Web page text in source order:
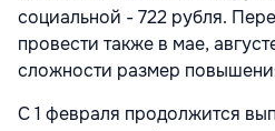
социальной - 722 рубля.
провести также в мае,
сложности размер
С 1 февраля продолжится